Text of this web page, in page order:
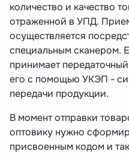
количество и качество
отраженной в УПД.
осуществляется
специальным сканером.
принимает
его с помощью УКЭП -
передачи продукции.
В момент отправки
оптовику нужно
присвоенным кодом и